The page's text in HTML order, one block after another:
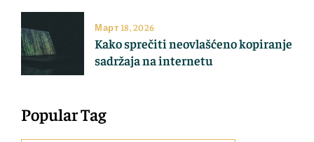
Kako sprečiti neovlašćeno kopiranje
sadržaja na internetu
Март 18, 2026
Popular Tag